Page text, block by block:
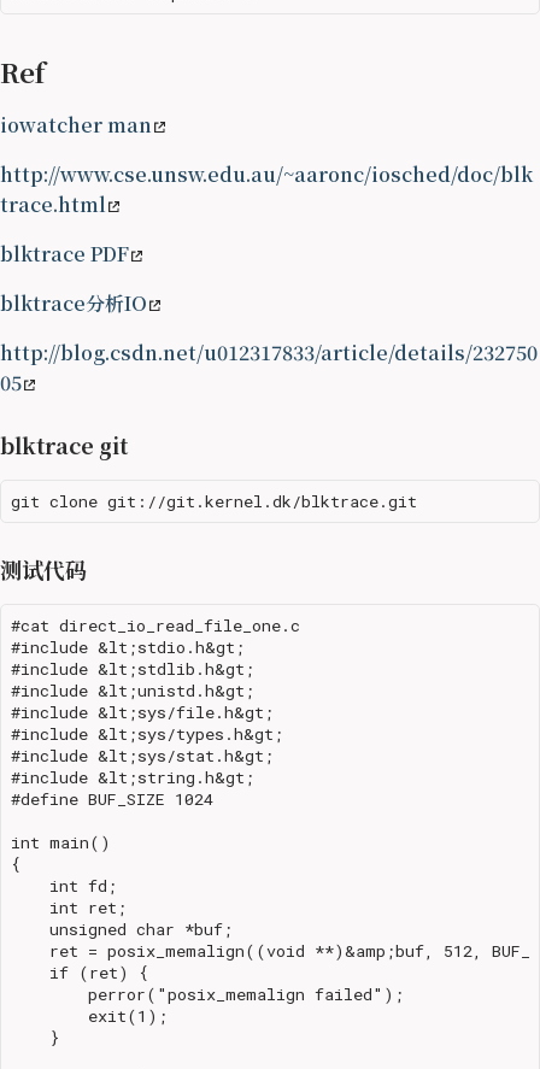
Ref
iowatcher man
http://www.cse.unsw.edu.au/~aaronc/iosched/doc/blk
trace.html
blktrace PDF
blktrace分析IO
http://blog.csdn.net/u012317833/article/details/232750
05
blktrace git
测试代码
#cat direct_io_read_file_one.c
#include &lt;stdio.h&gt;
#include &lt;stdlib.h&gt;
#include &lt;unistd.h&gt;
#include &lt;sys/file.h&gt;
#include &lt;sys/types.h&gt;
#include &lt;sys/stat.h&gt;
#include &lt;string.h&gt;
#define BUF_SIZE 1024
int main()
{
    int fd;
    int ret;
    unsigned char *buf;
ret = posix_memalign((void **)&amp;buf, 512,
    if (ret) {
        perror("posix_memalign failed");
        exit(1);
    }